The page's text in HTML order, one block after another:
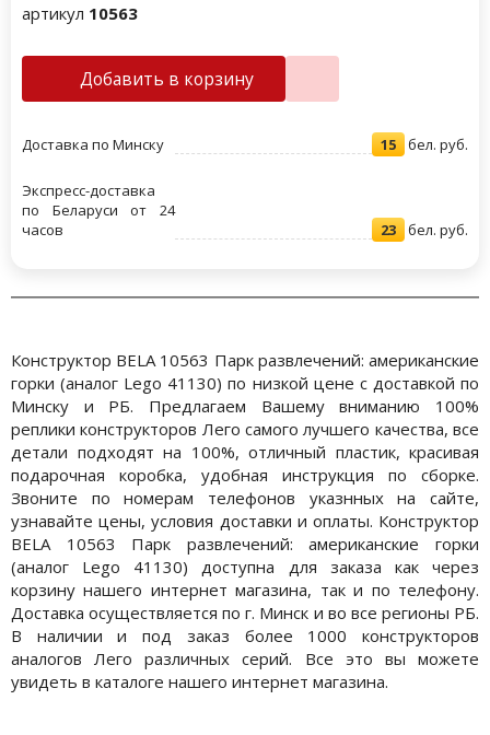
артикул 10563
Добавить в корзину
Доставка по Минску 15 бел. руб.
Экспресс-доставка
по Беларуси от 24
часов
23 бел. руб.
Конструктор BELA 10563 Парк развлечений: американские
горки (аналог Lego 41130) по низкой цене с доставкой по
Минску и РБ. Предлагаем Вашему вниманию 100%
реплики конструкторов Лего самого лучшего качества, все
детали подходят на 100%, отличный пластик, красивая
подарочная коробка, удобная инструкция по сборке.
Звоните по номерам телефонов указнных на сайте,
узнавайте цены, условия доставки и оплаты. Конструктор
BELA 10563 Парк развлечений: американские горки
(аналог Lego 41130) доступна для заказа как через
корзину нашего интернет магазина, так и по телефону.
Доставка осуществляется по г. Минск и во все регионы РБ.
В наличии и под заказ более 1000 конструкторов
аналогов Лего различных серий. Все это вы можете
увидеть в каталоге нашего интернет магазина.